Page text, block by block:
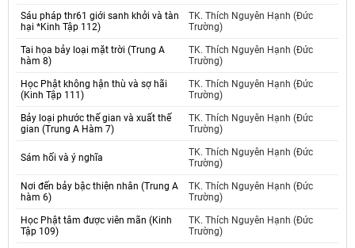
Sáu pháp thr61 giới sanh khởi và tàn
hại *Kinh Tập 112)
TK. Thích Nguyên Hạnh (Đức
Trường)
Tai họa bảy loại mặt trời (Trung A
hàm 8)
TK. Thích Nguyên Hạnh (Đức
Trường)
Học Phật không hận thù và sợ hãi
(Kinh Tập 111)
TK. Thích Nguyên Hạnh (Đức
Trường)
Bảy loại phước thế gian và xuất thế
gian (Trung A Hàm 7)
TK. Thích Nguyên Hạnh (Đức
Trường)
Sám hối và ý nghĩa
TK. Thích Nguyên Hạnh (Đức
Trường)
Nơi đến bảy bậc thiện nhân (Trung A
hàm 6)
TK. Thích Nguyên Hạnh (Đức
Trường)
Học Phật tâm được viên mãn (Kinh
Tập 109)
TK. Thích Nguyên Hạnh (Đức
Trường)